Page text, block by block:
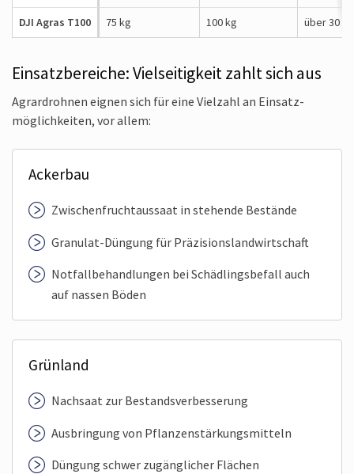
DJI Agras T100 75 kg 100 kg über 30 ha
Einsatzbereiche: Vielseitigkeit zahlt sich aus
Agrardrohnen eignen sich für eine Vielzahl an Einsatz­
möglichkeiten, vor allem:
Ackerbau
Zwischen­fruchtaussaat in stehende Bestände
Granulat-Düngung für Präzisions­landwirtschaft
Notfall­behandlungen bei Schädlings­befall auch
auf nassen Böden
Grünland
Nachsaat zur Bestands­verbesserung
Ausbringung von Pflanzen­stärkungsmitteln
Düngung schwer zugänglicher Flächen